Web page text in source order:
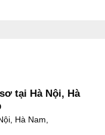
tại Hà Nội, Hà
Hà Nam,